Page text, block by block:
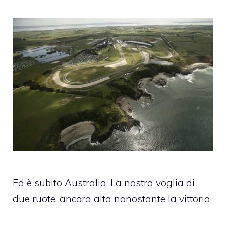
Ed è subito Australia. La nostra voglia di
due ruote, ancora alta nonostante la vittoria